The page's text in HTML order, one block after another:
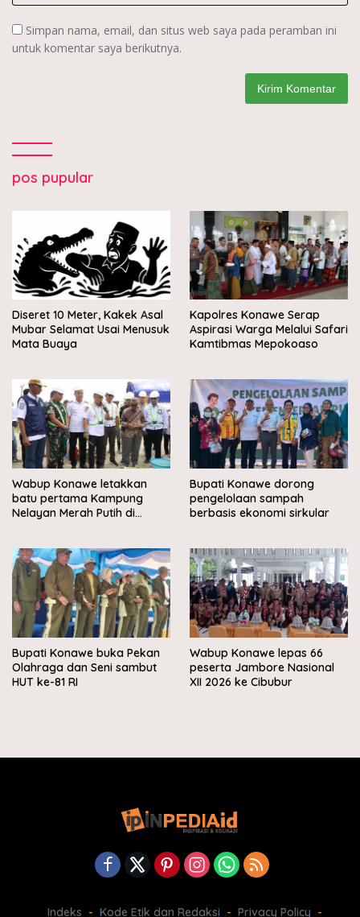
Simpan nama, email, dan situs web saya pada peramban ini
untuk komentar saya berikutnya.
pos pupular
Diseret 10 Meter, Kakek Asal
Mubar Selamat Usai Menusuk
Mata Buaya
Kapolres Konawe Serap
Aspirasi Warga Melalui Safari
Kamtibmas Mepokoaso
Wabup Konawe letakkan
batu pertama Kampung
Nelayan Merah Putih di
Bupati Konawe dorong
pengelolaan sampah
berbasis ekonomi sirkular
Bupati Konawe buka Pekan
Olahraga dan Seni sambut
HUT ke-81 RI
Wabup Konawe lepas 66
peserta Jambore Nasional
XII 2026 ke Cibubur
Indeks Kode Etik dan Redaksi Privacy Policy